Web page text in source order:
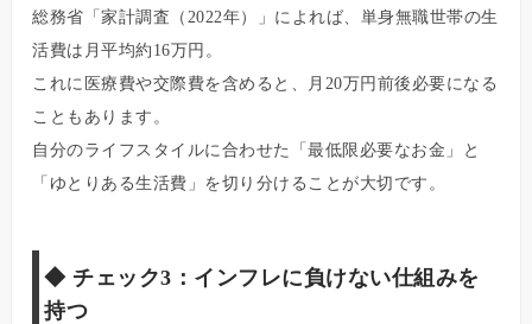
総務省「家計調査（2022年）」によれば、単身無職世帯の生
活費は月平均約16万円。
これに医療費や交際費を含めると、月20万円前後必要になる
こともあります。
自分のライフスタイルに合わせた「最低限必要なお金」と
「ゆとりある生活費」を切り分けることが大切です。
◆ チェック3：インフレに負けない仕組みを
持つ